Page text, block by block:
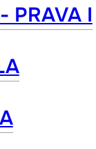
PRAVA I